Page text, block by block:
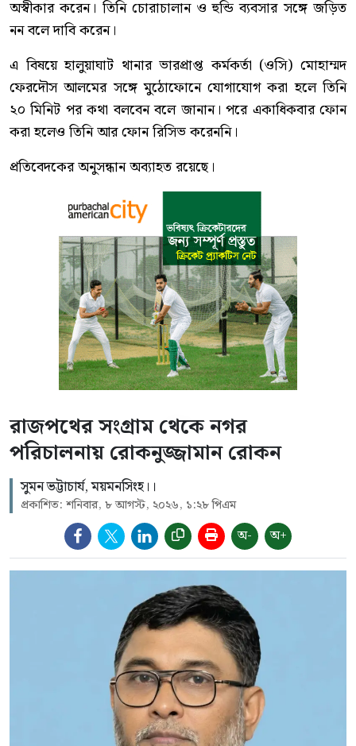
অস্বীকার করেন। তিনি চোরাচালান ও হুন্ডি ব্যবসার সঙ্গে জড়িত
নন বলে দাবি করেন।
এ বিষয়ে হালুয়াঘাট থানার ভারপ্রাপ্ত কর্মকর্তা (ওসি) মোহাম্মদ
ফেরদৌস আলমের সঙ্গে মুঠোফোনে যোগাযোগ করা হলে তিনি
২০ মিনিট পর কথা বলবেন বলে জানান। পরে একাধিকবার ফোন
করা হলেও তিনি আর ফোন রিসিভ করেননি।
প্রতিবেদকের অনুসন্ধান অব্যাহত রয়েছে।
রাজপথের সংগ্রাম থেকে নগর
পরিচালনায় রোকনুজ্জামান রোকন
সুমন ভট্টাচার্য, ময়মনসিংহ।।
প্রকাশিত: শনিবার, ৮ আগস্ট, ২০২৬, ১:২৮ পিএম
অ- অ+